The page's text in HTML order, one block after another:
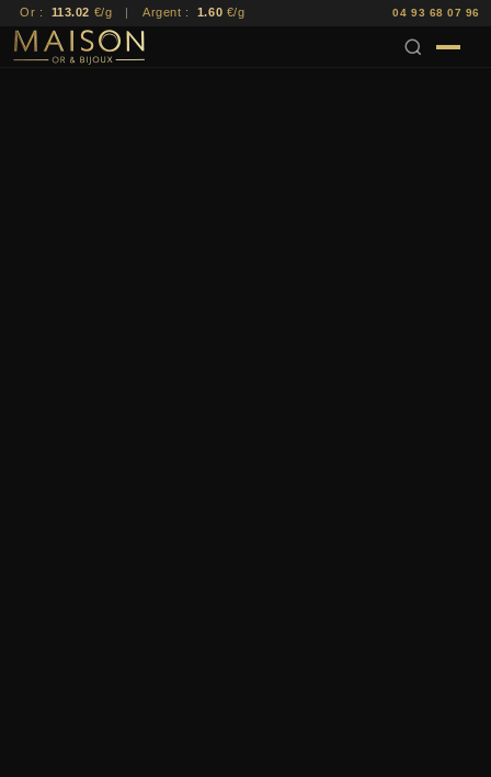
Or : 113.02 €/g | Argent : 1.60 €/g 04 93 68 07 96